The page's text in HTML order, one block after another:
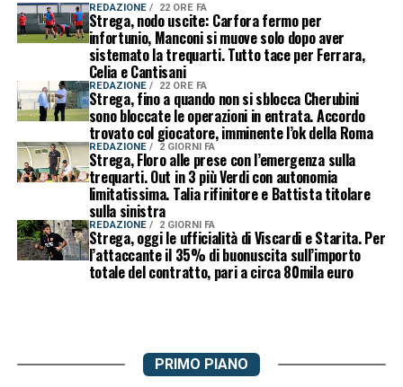
REDAZIONE 22 ORE FA
Strega, nodo uscite: Carfora fermo per
infortunio, Manconi si muove solo dopo aver
sistemato la trequarti. Tutto tace per Ferrara,
Celia e Cantisani
REDAZIONE 22 ORE FA
Strega, fino a quando non si sblocca Cherubini
sono bloccate le operazioni in entrata. Accordo
trovato col giocatore, imminente l’ok della Roma
REDAZIONE 2 GIORNI FA
Strega, Floro alle prese con l’emergenza sulla
trequarti. Out in 3 più Verdi con autonomia
limitatissima. Talia rifinitore e Battista titolare
sulla sinistra
REDAZIONE 2 GIORNI FA
Strega, oggi le ufficialità di Viscardi e Starita. Per
l’attaccante il 35% di buonuscita sull’importo
totale del contratto, pari a circa 80mila euro
PRIMO PIANO